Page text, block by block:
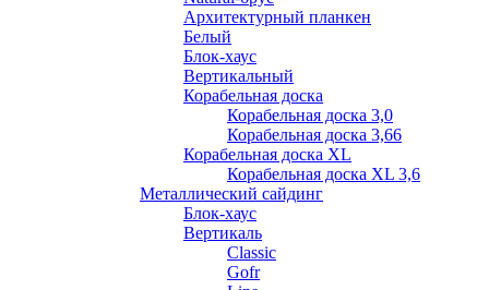
Архитектурный планкен
Белый
Блок-хаус
Вертикальный
Корабельная доска
Корабельная доска 3,0
Корабельная доска 3,66
Корабельная доска XL
Корабельная доска XL 3,6
Металлический сайдинг
Блок-хаус
Вертикаль
Classic
Gofr